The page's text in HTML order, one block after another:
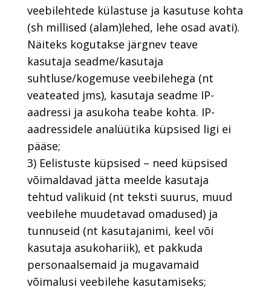
veebilehtede külastuse ja kasutuse kohta
(sh millised (alam)lehed, lehe osad avati).
Näiteks kogutakse järgnev teave
kasutaja seadme/kasutaja
suhtluse/kogemuse veebilehega (nt
veateated jms), kasutaja seadme IP-
aadressi ja asukoha teabe kohta. IP-
aadressidele analüütika küpsised ligi ei
pääse;
3) Eelistuste küpsised – need küpsised
võimaldavad jätta meelde kasutaja
tehtud valikuid (nt teksti suurus, muud
veebilehe muudetavad omadused) ja
tunnuseid (nt kasutajanimi, keel või
kasutaja asukohariik), et pakkuda
personaalsemaid ja mugavamaid
võimalusi veebilehe kasutamiseks;